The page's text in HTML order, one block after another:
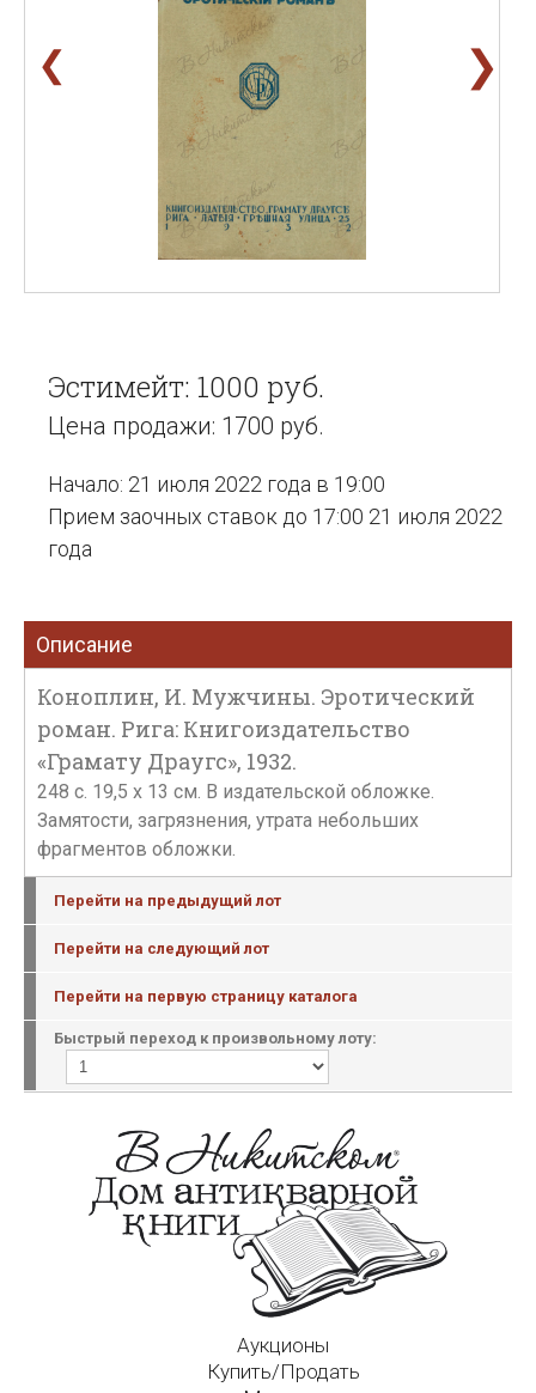
❮ ❯
Эстимейт: 1000 руб.
Цена продажи: 1700 руб.
Начало: 21 июля 2022 года в 19:00
Прием заочных ставок до 17:00 21 июля 2022
года
Описание
Коноплин, И. Мужчины. Эротический
роман. Рига: Книгоиздательство
«Грамату Драугс», 1932.
248 с. 19,5 х 13 см. В издательской обложке.
Замятости, загрязнения, утрата небольших
фрагментов обложки.
Перейти на предыдущий лот
Перейти на следующий лот
Перейти на первую страницу каталога
Быстрый переход к произвольному лоту:
Аукционы
Купить/Продать